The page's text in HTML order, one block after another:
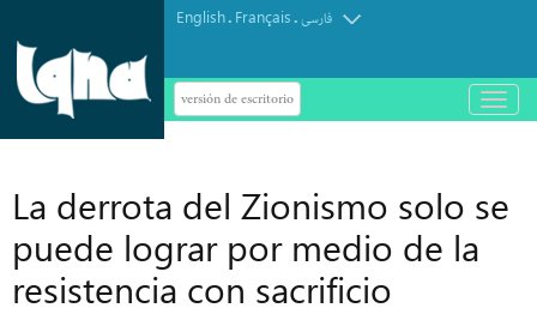
English. Français.فارسی
versión de escritorio
باز
و
La derrota del Zionismo solo se
puede lograr por medio de la
resistencia con sacrificio